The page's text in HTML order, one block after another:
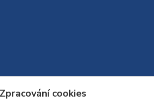
Zpracování cookies